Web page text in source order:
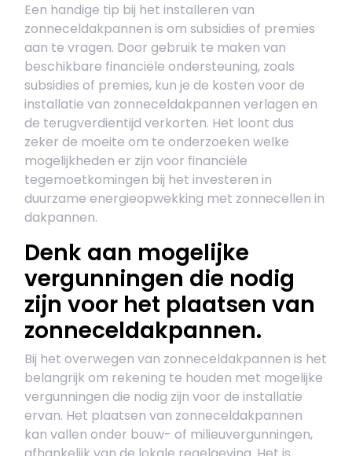
Een handige tip bij het installeren van
zonneceldakpannen is om subsidies of premies
aan te vragen. Door gebruik te maken van
beschikbare financiële ondersteuning, zoals
subsidies of premies, kun je de kosten voor de
installatie van zonneceldakpannen verlagen en
de terugverdientijd verkorten. Het loont dus
zeker de moeite om te onderzoeken welke
mogelijkheden er zijn voor financiële
tegemoetkomingen bij het investeren in
duurzame energieopwekking met zonnecellen in
dakpannen.
Denk aan mogelijke
vergunningen die nodig
zijn voor het plaatsen van
zonneceldakpannen.
Bij het overwegen van zonneceldakpannen is het
belangrijk om rekening te houden met mogelijke
vergunningen die nodig zijn voor de installatie
ervan. Het plaatsen van zonneceldakpannen
kan vallen onder bouw- of milieuvergunningen,